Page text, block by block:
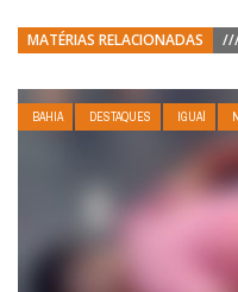
MATÉRIAS RELACIONADAS
BAHIA DESTAQUES IGUAÍ